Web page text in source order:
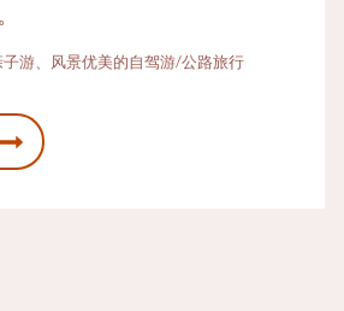
游、风景优美的自驾游/公路旅行